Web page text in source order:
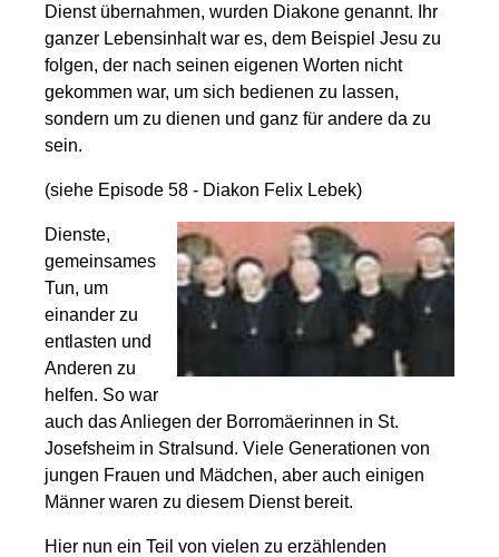
Dienst übernahmen, wurden Diakone genannt. Ihr
ganzer Lebensinhalt war es, dem Beispiel Jesu zu
folgen, der nach seinen eigenen Worten nicht
gekommen war, um sich bedienen zu lassen,
sondern um zu dienen und ganz für andere da zu
sein.
(siehe Episode 58 - Diakon Felix Lebek)
Dienste,
gemeinsames
Tun, um
einander zu
entlasten und
Anderen zu
helfen. So war
auch das Anliegen der Borromäerinnen in St.
Josefsheim in Stralsund. Viele Generationen von
jungen Frauen und Mädchen, aber auch einigen
Männer waren zu diesem Dienst bereit.
Hier nun ein Teil von vielen zu erzählenden